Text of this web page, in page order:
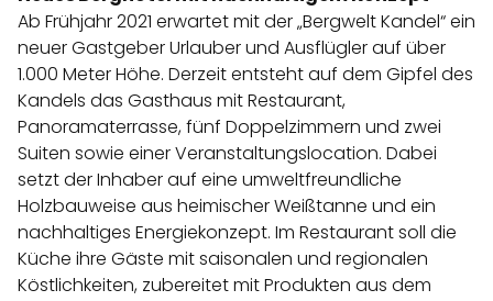
Ab Frühjahr 2021 erwartet mit der „Bergwelt Kandel“ ein
neuer Gastgeber Urlauber und Ausflügler auf über
1.000 Meter Höhe. Derzeit entsteht auf dem Gipfel des
Kandels das Gasthaus mit Restaurant,
Panoramaterrasse, fünf Doppelzimmern und zwei
Suiten sowie einer Veranstaltungslocation. Dabei
setzt der Inhaber auf eine umweltfreundliche
Holzbauweise aus heimischer Weißtanne und ein
nachhaltiges Energiekonzept. Im Restaurant soll die
Küche ihre Gäste mit saisonalen und regionalen
Köstlichkeiten, zubereitet mit Produkten aus dem